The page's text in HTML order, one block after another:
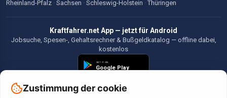
Rheinland-Pfalz · Sachsen · Schleswig-Holstein · Thüringen
Kraftfahrer.net App — jetzt für Android
Jobsuche, Spesen-, Gehaltsrechner & Bußgeldkatalog — offline dabei,
kostenlos
Zustimmung der cookie